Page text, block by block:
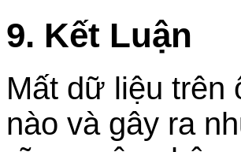
9. Kết Luận
Mất dữ liệu trên
nào và gây ra